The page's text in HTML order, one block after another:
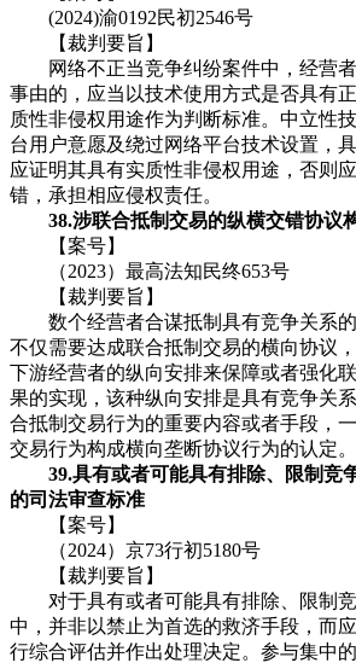
(2024)渝0192民初2546号
【裁判要旨】
网络不正当竞争纠纷案件中，经营者
事由的，应当以技术使用方式是否具有
质性非侵权用途作为判断标准。中立性
台用户意愿及绕过网络平台技术设置，
应证明其具有实质性非侵权用途，否则
错，承担相应侵权责任。
38.涉联合抵制交易的纵横交错协议
【案号】
（2023）最高法知民终653号
【裁判要旨】
数个经营者合谋抵制具有竞争关系的
不仅需要达成联合抵制交易的横向协议
下游经营者的纵向安排来保障或者强化
果的实现，该种纵向安排是具有竞争关
合抵制交易行为的重要内容或者手段，
交易行为构成横向垄断协议行为的认定。
39.具有或者可能具有排除、限制竞
的司法审查标准
【案号】
（2024）京73行初5180号
【裁判要旨】
对于具有或者可能具有排除、限制竞
中，并非以禁止为首选的救济手段，而
行综合评估并作出处理决定。参与集中